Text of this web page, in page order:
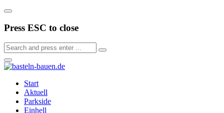
Press ESC to close
Start
Aktuell
Parkside
Einhell